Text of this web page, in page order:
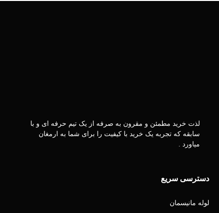
لذت خرید مطمئن و مقرون به صرفه از یک تیم حرفه ای و با
سابقه که تجربه یک خرید با کیفیت را برای شما به ارمغان
میاورد .
دسترسی سریع
لوله مانیسمان